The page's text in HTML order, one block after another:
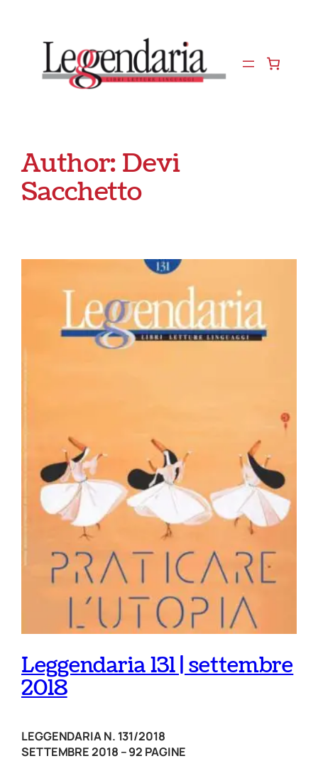
contenuto
Author:Devi
Sacchetto
Leggendaria 131 | settembre
2018
LEGGENDARIA N. 131/2018
SETTEMBRE 2018 – 92 PAGINE